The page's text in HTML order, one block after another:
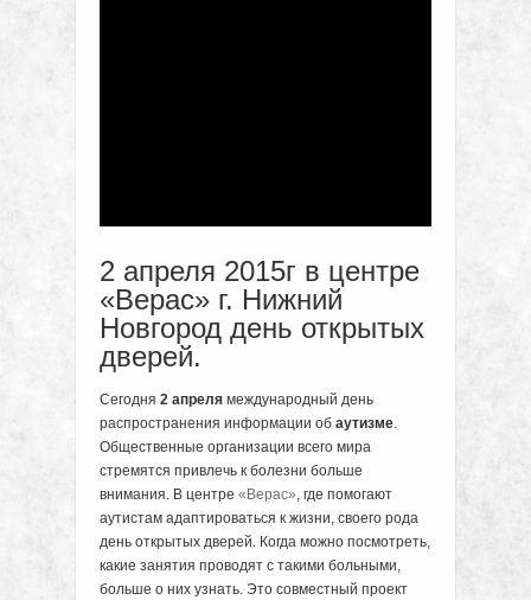
2 апреля 2015г в центре
«Верас» г. Нижний
Новгород день открытых
дверей.
Сегодня 2 апреля международный день
распространения информации об аутизме.
Общественные организации всего мира
стремятся привлечь к болезни больше
внимания. В центре «Верас», где помогают
аутистам адаптироваться к жизни, своего рода
день открытых дверей. Когда можно посмотреть,
какие занятия проводят с такими больными,
больше о них узнать. Это совместный проект